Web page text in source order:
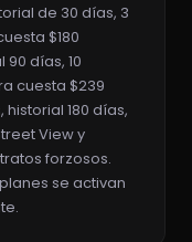
de 30 días, 3
$180
días, 10
cuesta $239
180 días,
View y
forzosos.
se activan